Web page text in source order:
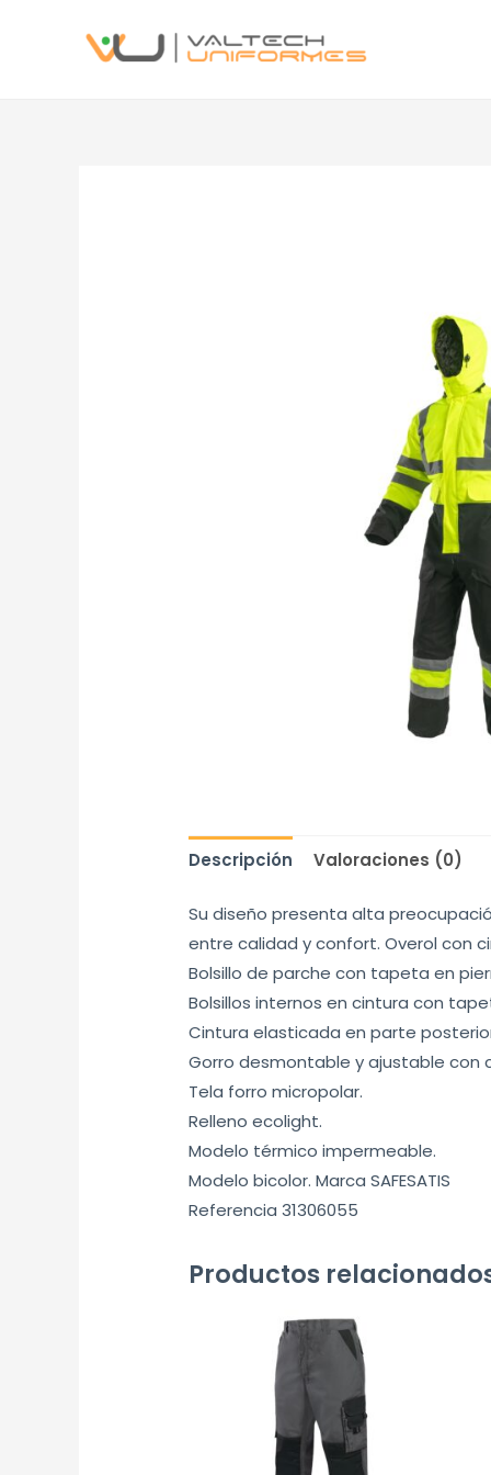
Descripción Valoraciones (0)
Su diseño presenta alta
entre calidad y confort. Overol con
Bolsillo de parche con tapeta en
Bolsillos internos en cintura con
Cintura elasticada en parte
Gorro desmontable y ajustable con
Tela forro micropolar.
Relleno ecolight.
Modelo térmico impermeable.
Modelo bicolor. Marca SAFESATIS
Referencia 31306055
Productos